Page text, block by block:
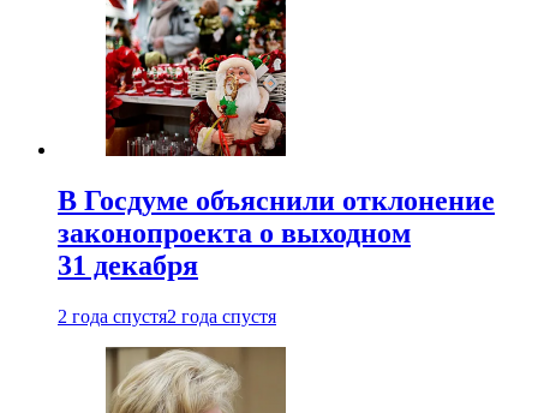
В Госдуме объяснили отклонение
законопроекта о выходном
31 декабря
2 года спустя2 года спустя